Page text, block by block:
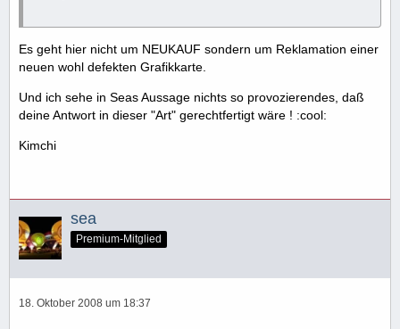
Es geht hier nicht um NEUKAUF sondern um Reklamation einer
neuen wohl defekten Grafikkarte.
Und ich sehe in Seas Aussage nichts so provozierendes, daß
deine Antwort in dieser "Art" gerechtfertigt wäre ! :cool:
Kimchi
sea
Premium-Mitglied
18. Oktober 2008 um 18:37